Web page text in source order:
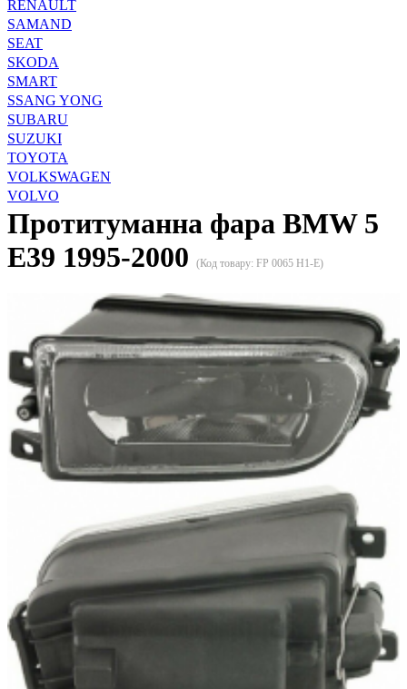
RENAULT
SAMAND
SEAT
SKODA
SMART
SSANG YONG
SUBARU
SUZUKI
TOYOTA
VOLKSWAGEN
VOLVO
Протитуманна фара BMW 5
E39 1995-2000
(Код товару: FP 0065 H1-E)